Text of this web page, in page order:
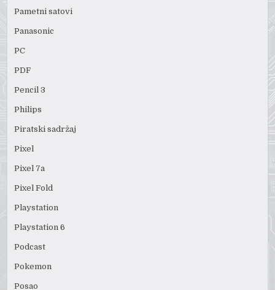
Pametni satovi
Panasonic
PC
PDF
Pencil 3
Philips
Piratski sadržaj
Pixel
Pixel 7a
Pixel Fold
Playstation
Playstation 6
Podcast
Pokemon
Posao